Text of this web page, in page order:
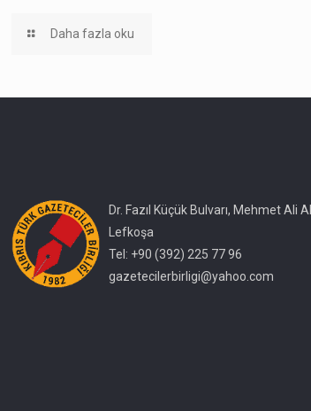
Daha fazla oku
Dr. Fazıl Küçük Bulvarı, Mehmet Ali
Lefkoşa
Tel: +90 (392) 225 77 96
gazetecilerbirligi@yahoo.com